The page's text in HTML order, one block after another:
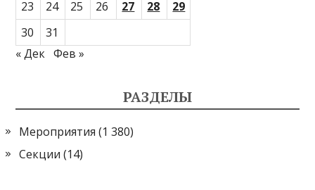
23
24 25 26 27 28
29
30
31
« Дек Фев »
РАЗДЕЛЫ
Мероприятия (1 380)
Секции (14)